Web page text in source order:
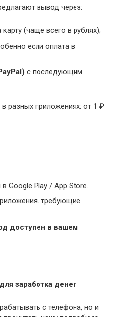
вывод через:
карту (чаще всего в рублях);
если оплата в
с последующим
разных приложениях: от 1 ₽
в Google Play / App Store.
требующие
доступен в вашем
заработка денег
с телефона, но и